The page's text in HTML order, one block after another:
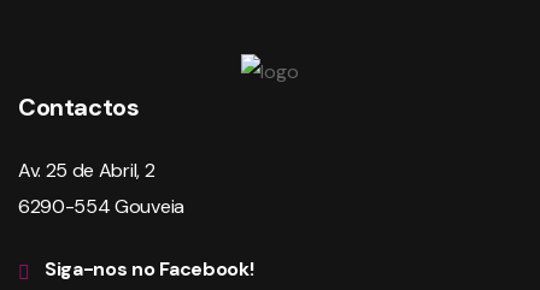
Contactos
Av. 25 de Abril, 2
6290-554 Gouveia
Siga-nos no Facebook!